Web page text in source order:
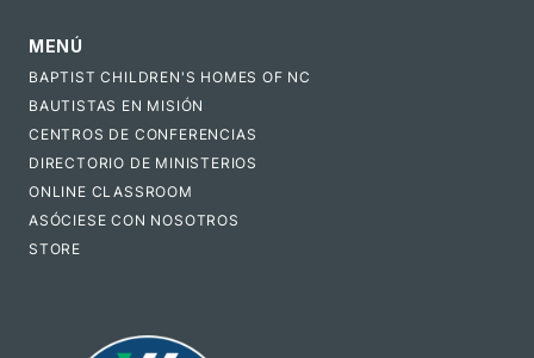
MENÚ
BAPTIST CHILDREN'S HOMES OF NC
BAUTISTAS EN MISIÓN
CENTROS DE CONFERENCIAS
DIRECTORIO DE MINISTERIOS
ONLINE CLASSROOM
ASÓCIESE CON NOSOTROS
STORE